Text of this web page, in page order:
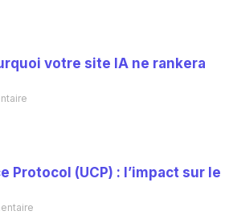
votre site IA ne rankera
Protocol (UCP) : l’impact sur le